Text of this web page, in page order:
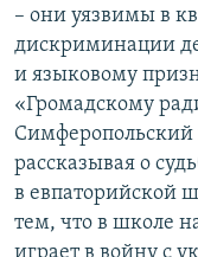
– они уязвимы в
дискриминации
и языковому
«Громадскому
рассказывая о
в евпаторийской
тем, что в школе